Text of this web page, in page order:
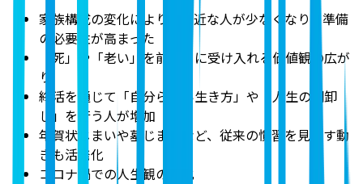
家族構成の変化により、身近な人が少なくなり、準備
の必要性が高まった
「死」や「老い」を前向きに受け入れる価値観の広が
り
終活を通じて「自分らしい生き方」や「人生の棚卸
し」を行う人が増加
年賀状じまいや墓じまいなど、従来の慣習を見直す動
きも活発化
コロナ禍での人生観の変化